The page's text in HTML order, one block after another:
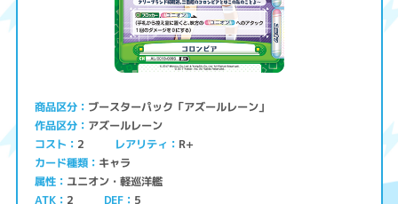
商品区分 ブースターパック「アズールレーン」
作品区分 アズールレーン
コスト 2 レアリティ R+
カード種類 キャラ
属性 ユニオン・軽巡洋艦
ATK 2 DEF 5